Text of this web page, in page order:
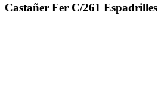
Castañer Fer C/261 Espadrilles